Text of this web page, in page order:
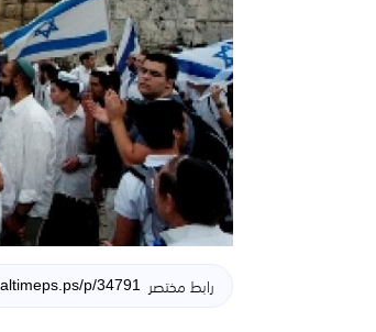
رابط مختصر